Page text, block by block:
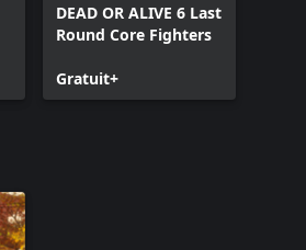
DEAD OR ALIVE 6 Last
Round Core Fighters
Gratuit+